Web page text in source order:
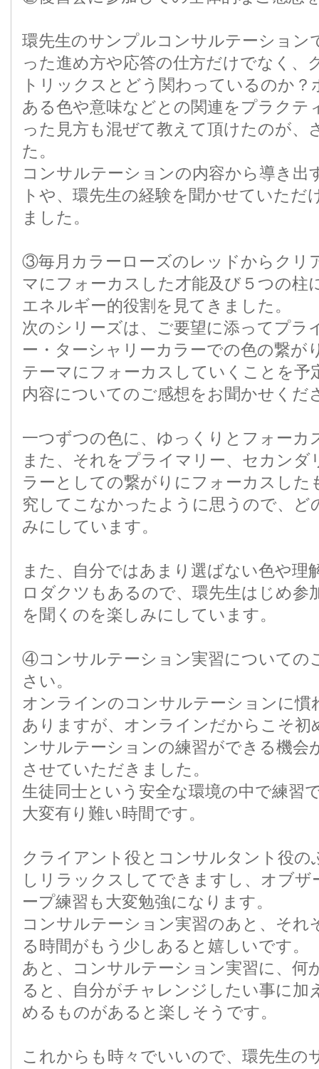
環先生のサンプルコンサルテーション
った進め方や応答の仕方だけでなく、
トリックスとどう関わっているのか
ある色や意味などとの関連をプラクテ
った見方も混ぜて教えて頂けたのが、
た。
コンサルテーションの内容から導き出
トや、環先生の経験を聞かせていただ
ました。
③毎月カラーローズのレッドからクリ
マにフォーカスした才能及び５つの柱
エネルギー的役割を見てきました。
次のシリーズは、ご要望に添ってプラ
ー・ターシャリーカラーでの色の繋が
テーマにフォーカスしていくことを予
内容についてのご感想をお聞かせくだ
一つずつの色に、ゆっくりとフォーカ
また、それをプライマリー、セカンダ
ラーとしての繋がりにフォーカスした
究してこなかったように思うので、ど
みにしています。
また、自分ではあまり選ばない色や理
ロダクツもあるので、環先生はじめ参
を聞くのを楽しみにしています。
④コンサルテーション実習についての
さい。
オンラインのコンサルテーションに慣
ありますが、オンラインだからこそ初
ンサルテーションの練習ができる機会
させていただきました。
生徒同士という安全な環境の中で練習
大変有り難い時間です。
クライアント役とコンサルタント役の
しリラックスしてできますし、オブ
ープ練習も大変勉強になります。
コンサルテーション実習のあと、それ
る時間がもう少しあると嬉しいです。
あと、コンサルテーション実習に、何
ると、自分がチャレンジしたい事に加
めるものがあると楽しそうです。
これからも時々でいいので、環先生の